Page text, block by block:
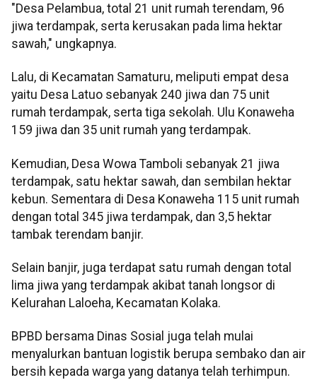
"Desa Pelambua, total 21 unit rumah terendam, 96
jiwa terdampak, serta kerusakan pada lima hektar
sawah," ungkapnya.
Lalu, di Kecamatan Samaturu, meliputi empat desa
yaitu Desa Latuo sebanyak 240 jiwa dan 75 unit
rumah terdampak, serta tiga sekolah. Ulu Konaweha
159 jiwa dan 35 unit rumah yang terdampak.
Kemudian, Desa Wowa Tamboli sebanyak 21 jiwa
terdampak, satu hektar sawah, dan sembilan hektar
kebun. Sementara di Desa Konaweha 115 unit rumah
dengan total 345 jiwa terdampak, dan 3,5 hektar
tambak terendam banjir.
Selain banjir, juga terdapat satu rumah dengan total
lima jiwa yang terdampak akibat tanah longsor di
Kelurahan Laloeha, Kecamatan Kolaka.
BPBD bersama Dinas Sosial juga telah mulai
menyalurkan bantuan logistik berupa sembako dan air
bersih kepada warga yang datanya telah terhimpun.